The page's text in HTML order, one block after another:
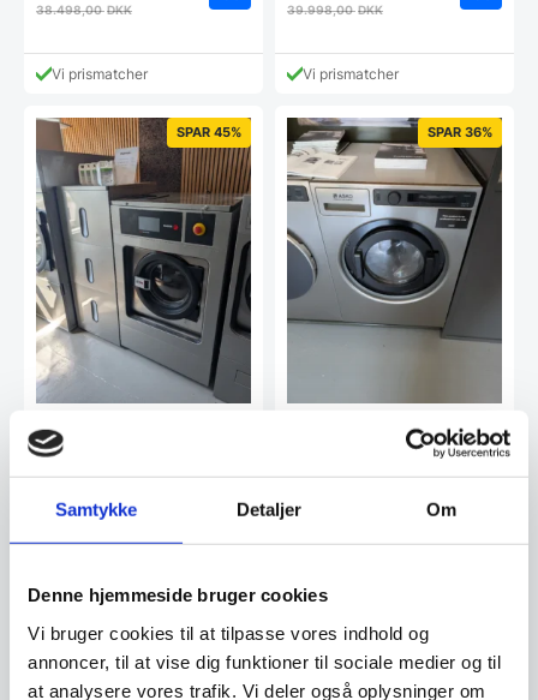
Samtykke Detaljer Om
Denne hjemmeside bruger cookies
Vi bruger cookies til at tilpasse vores indhold og
annoncer, til at vise dig funktioner til sociale medier og til
at analysere vores trafik. Vi deler også oplysninger om
38.498,00DKK
Vi prismatcher
39.998,00DKK
Vi prismatcher
SPAR 45%
DEMO Vaskemaskine 14
kg. prof Fagor LA-14 TP2
E fra eget showroom
34.894,74DKK
62.998,00
Vi prismatcher
SPAR 36%
DEMO Vaskemaskine
ASKO WMC8943VS.S fra
eget showroom
13.457,65
Vi prismatcher
SPAR 24%